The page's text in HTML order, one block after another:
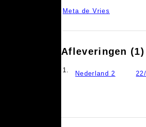
Meta de Vries
Afleveringen (1)
1. Nederland 2